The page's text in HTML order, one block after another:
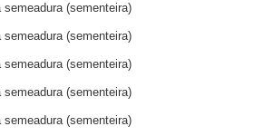
semeadura (sementeira)
semeadura (sementeira)
semeadura (sementeira)
semeadura (sementeira)
semeadura (sementeira)